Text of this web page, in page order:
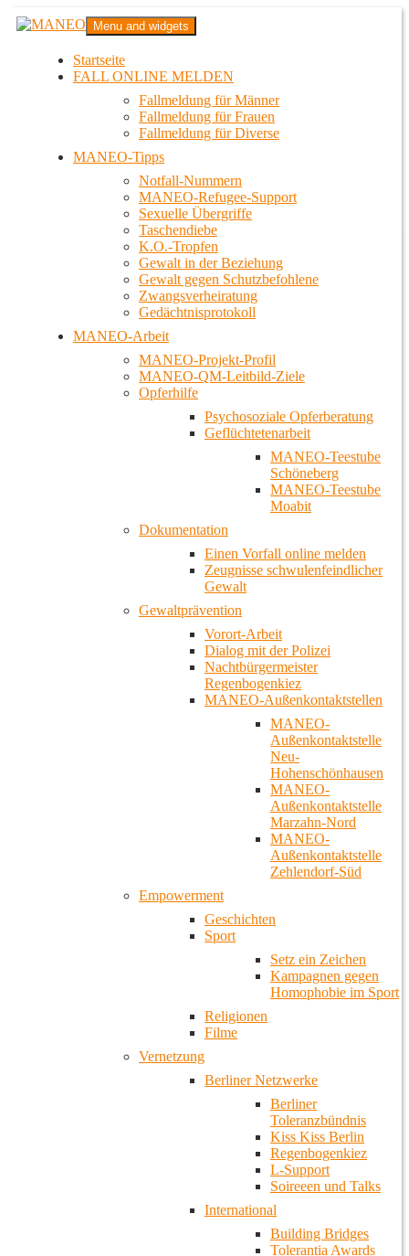
Zum
InhaltMANEO
Das schwule Anti-Gewalt-Projekt in Berlin
Menu and widgets
Startseite
FALL ONLINE MELDEN
Fallmeldung für Männer
Fallmeldung für Frauen
Fallmeldung für Diverse
MANEO-Tipps
Notfall-Nummern
MANEO-Refugee-Support
Sexuelle Übergriffe
Taschendiebe
K.O.-Tropfen
Gewalt in der Beziehung
Gewalt gegen Schutzbefohlene
Zwangsverheiratung
Gedächtnisprotokoll
MANEO-Arbeit
MANEO-Projekt-Profil
MANEO-QM-Leitbild-Ziele
Opferhilfe
Psychosoziale Opferberatung
Geflüchtetenarbeit
MANEO-Teestube
Schöneberg
MANEO-Teestube
Moabit
Dokumentation
Einen Vorfall online melden
Zeugnisse schwulenfeindlicher
Gewalt
Gewaltprävention
Vorort-Arbeit
Dialog mit der Polizei
Nachtbürgermeister
Regenbogenkiez
MANEO-Außenkontaktstellen
MANEO-
Außenkontaktstelle
Neu-
Hohenschönhausen
MANEO-
Außenkontaktstelle
Marzahn-Nord
MANEO-
Außenkontaktstelle
Zehlendorf-Süd
Empowerment
Geschichten
Sport
Setz ein Zeichen
Kampagnen gegen
Homophobie im Sport
Religionen
Filme
Vernetzung
Berliner Netzwerke
Berliner
Toleranzbündnis
Kiss Kiss Berlin
Regenbogenkiez
L-Support
Soireeen und Talks
International
Building Bridges
Tolerantia Awards